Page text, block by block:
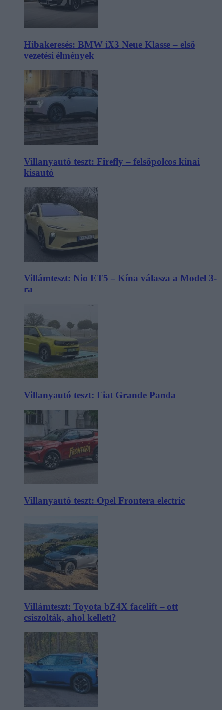
Hibakeresés: BMW iX3 Neue Klasse – első
vezetési élmények
Villanyautó teszt: Firefly – felsőpolcos kínai
kisautó
Villámteszt: Nio ET5 – Kína válasza a Model 3-
ra
Villanyautó teszt: Fiat Grande Panda
Villanyautó teszt: Opel Frontera electric
Villámteszt: Toyota bZ4X facelift – ott
csiszolták, ahol kellett?